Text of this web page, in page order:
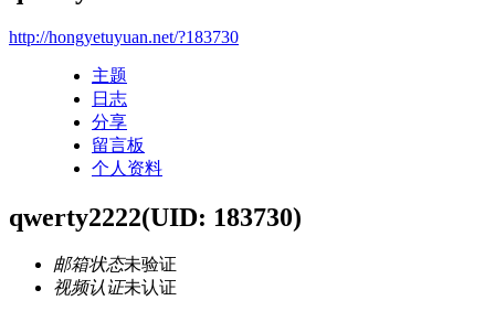
http://hongyetuyuan.net/?183730
主题
日志
分享
留言板
个人资料
qwerty2222(UID: 183730)
邮箱状态未验证
视频认证未认证